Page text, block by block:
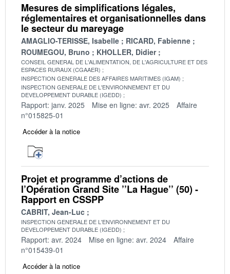
Mesures de simplifications légales,
réglementaires et organisationnelles dans
le secteur du mareyage
AMAGLIO-TERISSE, Isabelle
RICARD, Fabienne
ROUMEGOU, Bruno
KHOLLER, Didier
CONSEIL GENERAL DE L'ALIMENTATION, DE L'AGRICULTURE ET DES
ESPACES RURAUX (CGAAER)
INSPECTION GENERALE DES AFFAIRES MARITIMES (IGAM)
INSPECTION GENERALE DE L'ENVIRONNEMENT ET DU
DEVELOPPEMENT DURABLE (IGEDD)
Rapport: janv. 2025 Mise en ligne: avr. 2025
Affaire
n°015825-01
Accéder à la notice
Projet et programme d’actions de
l’Opération Grand Site ’’La Hague’’ (50) -
Rapport en CSSPP
CABRIT, Jean-Luc
INSPECTION GENERALE DE L'ENVIRONNEMENT ET DU
DEVELOPPEMENT DURABLE (IGEDD)
Rapport: avr. 2024 Mise en ligne: avr. 2024
Affaire
n°015439-01
Accéder à la notice